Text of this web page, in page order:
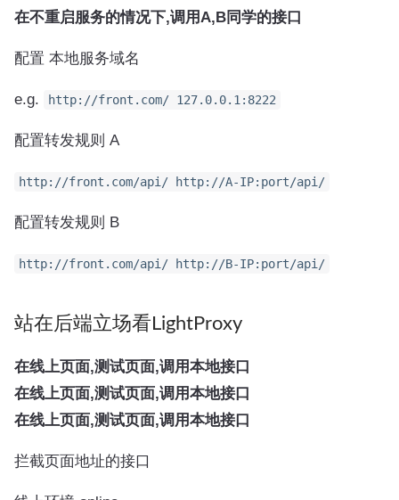
在不重启服务的情况下,调用A,B同学的接口
配置 本地服务域名
e.g. http://front.com/ 127.0.0.1:8222
配置转发规则 A
http://front.com/api/ http://A-IP:port/api/
配置转发规则 B
http://front.com/api/ http://B-IP:port/api/
站在后端立场看LightProxy
在线上页面,测试页面,调用本地接口
在线上页面,测试页面,调用本地接口
在线上页面,测试页面,调用本地接口
拦截页面地址的接口